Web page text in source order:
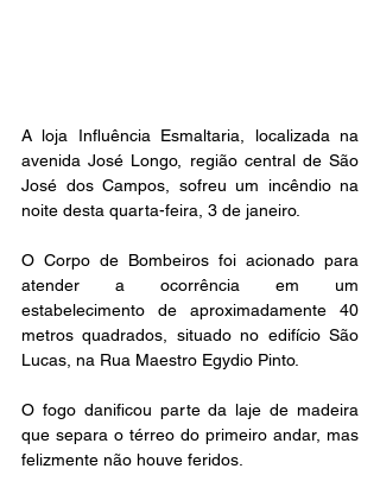
A loja Influência Esmaltaria, localizada na
avenida José Longo, região central de São
José dos Campos, sofreu um incêndio na
noite desta quarta-feira, 3 de janeiro.
O Corpo de Bombeiros foi acionado para
atender a ocorrência em um
estabelecimento de aproximadamente 40
metros quadrados, situado no edifício São
Lucas, na Rua Maestro Egydio Pinto.
O fogo danificou parte da laje de madeira
que separa o térreo do primeiro andar, mas
felizmente não houve feridos.